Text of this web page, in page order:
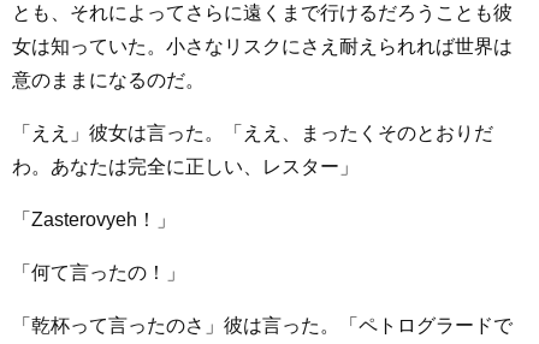
とも、それによってさらに遠くまで行けるだろうことも彼
女は知っていた。小さなリスクにさえ耐えられれば世界は
意のままになるのだ。
「ええ」彼女は言った。「ええ、まったくそのとおりだ
わ。あなたは完全に正しい、レスター」
「Zasterovyeh！」
「何て言ったの！」
「乾杯って言ったのさ」彼は言った。「ペトログラードで